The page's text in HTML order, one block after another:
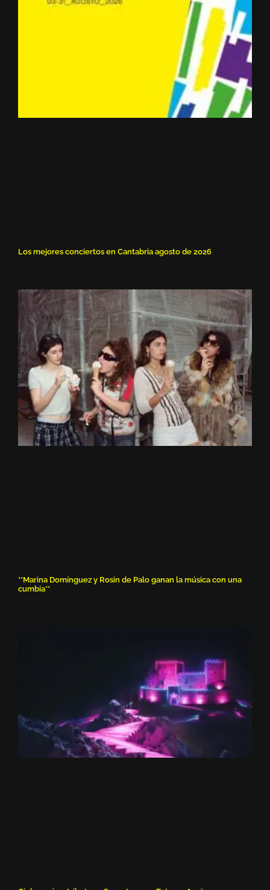
Los mejores conciertos en Cantabria agosto de 2026
**Marina Domínguez y Rosin de Palo ganan la música con una
cumbia**